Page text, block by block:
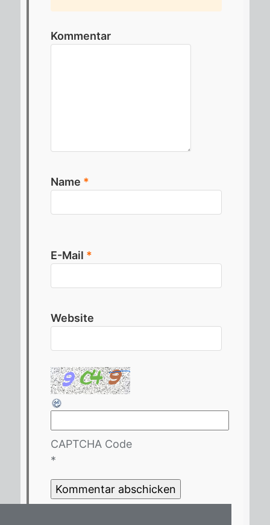
Kommentar
Name *
E-Mail *
Website
CAPTCHA Code
*